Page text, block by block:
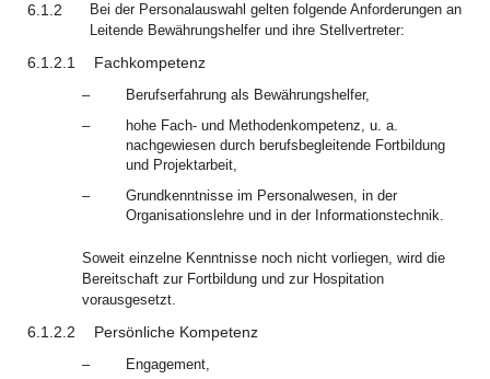
6.1.2
Bei der Personalauswahl gelten folgende Anforderungen an
Leitende Bewährungshelfer und ihre Stellvertreter:
6.1.2.1 Fachkompetenz
–
Berufserfahrung als Bewährungshelfer,
–
hohe Fach- und Methodenkompetenz, u. a.
nachgewiesen durch berufsbegleitende Fortbildung
und Projektarbeit,
–
Grundkenntnisse im Personalwesen, in der
Organisationslehre und in der Informationstechnik.
Soweit einzelne Kenntnisse noch nicht vorliegen, wird die
Bereitschaft zur Fortbildung und zur Hospitation
vorausgesetzt.
6.1.2.2 Persönliche Kompetenz
–
Engagement,